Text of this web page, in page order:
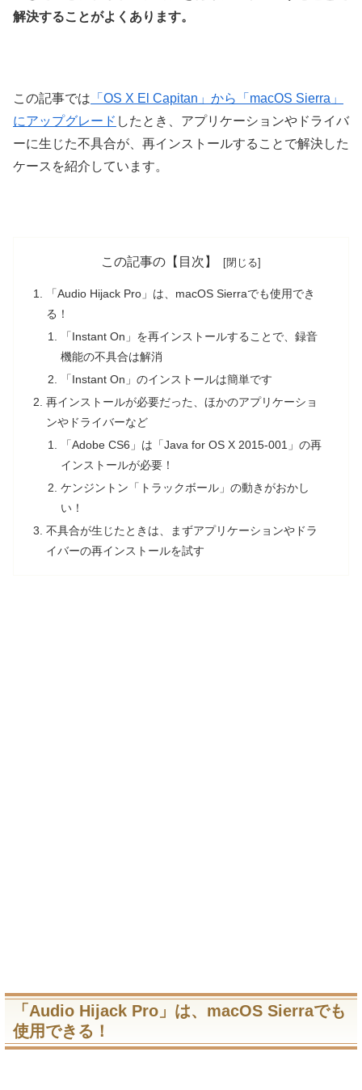
解決することがよくあります。
この記事では 「OS X El Capitan」から「macOS Sierra」
にアップグレード したとき、アプリケーションやドライバ
ーに生じた不具合が、再インストールすることで解決した
ケースを紹介しています。
この記事の【目次】
「Audio Hijack Pro」は、macOS Sierraでも使用でき
る！
「Instant On」を再インストールすることで、録音
機能の不具合は解消
「Instant On」のインストールは簡単です
再インストールが必要だった、ほかのアプリケーショ
ンやドライバーなど
「Adobe CS6」は「Java for OS X 2015-001」の再
インストールが必要！
ケンジントン「トラックボール」の動きがおかし
い！
不具合が生じたときは、まずアプリケーションやドラ
イバーの再インストールを試す
「Audio Hijack Pro」は、macOS Sierraでも
使用できる！